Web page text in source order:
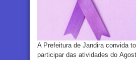
A Prefeitura de Jandira convida
participar das atividades do